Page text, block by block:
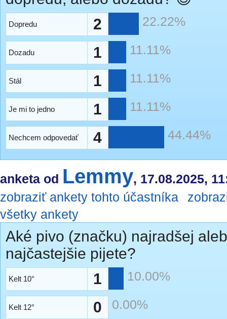
Dopredu 2 22.22%
Dozadu 1 11.11%
Stál 1 11.11%
Je mi to jedno 1 11.11%
Nechcem odpovedať 4 44.44%
anketa od Lemmy, 17.08.2025,
zobraziť ankety tohto účastníka
všetky ankety
Aké pivo (značku) najradšej
najčastejšie pijete?
Kelt 10° 1 10.00%
Kelt 12° 0 0.00%